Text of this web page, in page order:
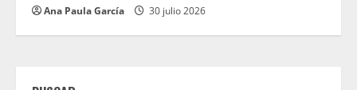
Ana Paula García 30 julio 2026